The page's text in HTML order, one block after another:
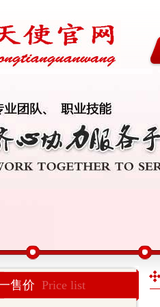
售价 Price list